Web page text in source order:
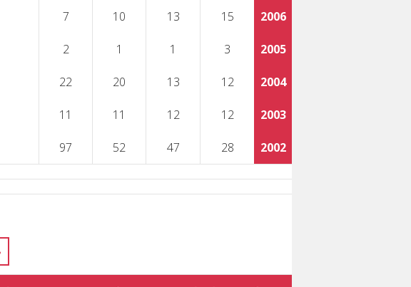
7 10 13 15 2006
2 1 1 3 2005
22 20 13 12 2004
11 11 12 12 2003
97 52 47 28 2002